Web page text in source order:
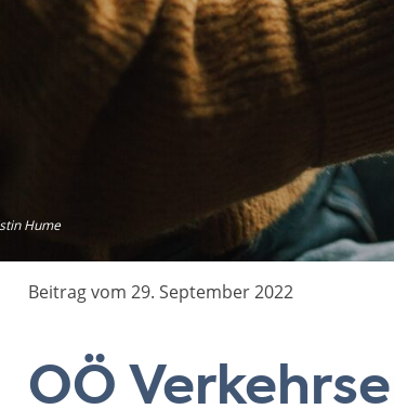
Hume
Beitrag vom 29. September 2022
OÖ